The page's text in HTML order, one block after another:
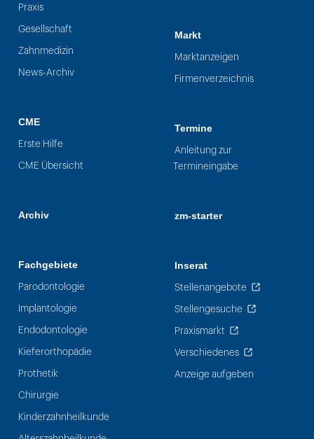
Praxis
Gesellschaft
Zahnmedizin
News-Archiv
CME
Erste Hilfe
CME Übersicht
Archiv
Fachgebiete
Parodontologie
Implantologie
Endodontologie
Kieferorthopädie
Prothetik
Chirurgie
Kinderzahnheilkunde
Markt
Marktanzeigen
Firmenverzeichnis
Termine
Anleitung zur
Termineingabe
zm-starter
Inserat
Stellenangebote
Stellengesuche
Praxismarkt
Verschiedenes
Anzeige aufgeben